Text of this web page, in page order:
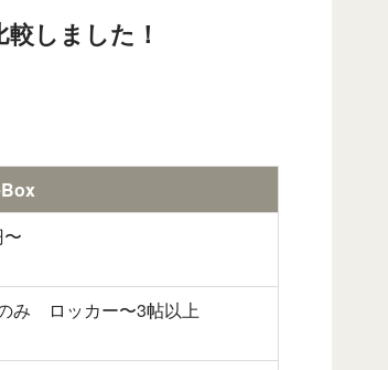
しました！
み ロッカー〜3帖以上